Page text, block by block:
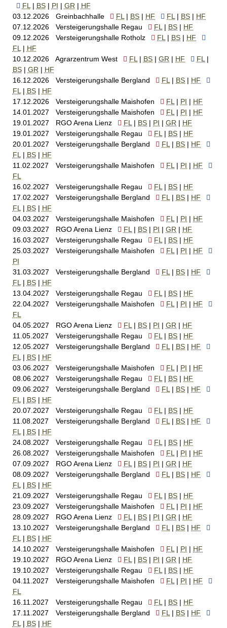
FL
BS PI GR
HF
03.12.2026
Greinbachhalle FL BS HF FL BS
HF
07.12.2026
Versteigerungshalle Regau FL BS
HF
09.12.2026
Versteigerungshalle Rotholz FL BS
HF
FL
HF
10.12.2026
Agrarzentrum West FL BS GR HF
FL
BS
GR
HF
16.12.2026
Versteigerungshalle Bergland FL BS
HF
FL
BS
HF
17.12.2026
Versteigerungshalle Maishofen FL PI
HF
14.01.2027
Versteigerungshalle Maishofen FL PI
HF
19.01.2027
RGO Arena Lienz FL BS PI GR
HF
19.01.2027
Versteigerungshalle Regau FL BS
HF
20.01.2027
Versteigerungshalle Bergland FL BS
HF
FL
BS
HF
11.02.2027
Versteigerungshalle Maishofen FL PI
HF
FL
16.02.2027
Versteigerungshalle Regau FL BS
HF
17.02.2027
Versteigerungshalle Bergland FL BS
HF
FL
BS
HF
04.03.2027
Versteigerungshalle Maishofen FL PI
HF
09.03.2027
RGO Arena Lienz FL BS PI GR
HF
16.03.2027
Versteigerungshalle Regau FL BS
HF
25.03.2027
Versteigerungshalle Maishofen FL PI
HF
PI
31.03.2027
Versteigerungshalle Bergland FL BS
HF
FL
BS
HF
13.04.2027
Versteigerungshalle Regau FL BS
HF
22.04.2027
Versteigerungshalle Maishofen FL PI
HF
FL
04.05.2027
RGO Arena Lienz FL BS PI GR
HF
11.05.2027
Versteigerungshalle Regau FL BS
HF
12.05.2027
Versteigerungshalle Bergland FL BS
HF
FL
BS
HF
03.06.2027
Versteigerungshalle Maishofen FL PI
HF
08.06.2027
Versteigerungshalle Regau FL BS
HF
09.06.2027
Versteigerungshalle Bergland FL BS
HF
FL
BS
HF
20.07.2027
Versteigerungshalle Regau FL BS
HF
11.08.2027
Versteigerungshalle Bergland FL BS
HF
FL
BS
HF
24.08.2027
Versteigerungshalle Regau FL BS
HF
26.08.2027
Versteigerungshalle Maishofen FL PI
HF
07.09.2027
RGO Arena Lienz FL BS PI GR
HF
08.09.2027
Versteigerungshalle Bergland FL BS
HF
FL
BS
HF
21.09.2027
Versteigerungshalle Regau FL BS
HF
23.09.2027
Versteigerungshalle Maishofen FL PI
HF
28.09.2027
RGO Arena Lienz FL BS PI GR
HF
13.10.2027
Versteigerungshalle Bergland FL BS
HF
FL
BS
HF
14.10.2027
Versteigerungshalle Maishofen FL PI
HF
19.10.2027
RGO Arena Lienz FL BS PI GR
HF
19.10.2027
Versteigerungshalle Regau FL BS
HF
04.11.2027
Versteigerungshalle Maishofen FL PI
HF
FL
16.11.2027
Versteigerungshalle Regau FL BS
HF
17.11.2027
Versteigerungshalle Bergland FL BS
HF
FL
BS HF